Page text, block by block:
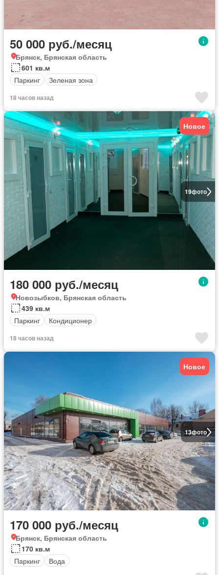
50 000 руб./месяц
Брянск, Брянская область
601 кв.м
Паркинг
Зеленая зона
18 часов назад
19фото
Новое
180 000 руб./месяц
Новозыбков, Брянская область
439 кв.м
Паркинг
Кондиционер
18 часов назад
13фото
Новое
170 000 руб./месяц
Брянск, Брянская область
170 кв.м
Паркинг
Вода